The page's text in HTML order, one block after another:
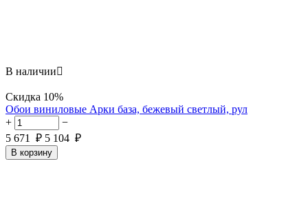
В наличии
Скидка 10%
Обои виниловые Арки база, бежевый светлый, рул
+
−
5 671 ₽ 5 104 ₽
В корзину